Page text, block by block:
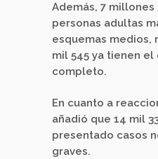
Además, 7 millones
personas adultas
esquemas medios,
mil 545 ya tienen el
completo.
En cuanto a
añadió que 14 mil
presentado casos
graves.